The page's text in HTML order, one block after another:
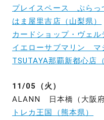
プレイスペース ぷらっ
はま屋里吉店（山梨県）
カードショップ・ヴェル
イエローサブマリン マ
TSUTAYA那覇新都心店
11/05（火）
ALANN 日本橋（大阪府
トレカ王国（熊本県）